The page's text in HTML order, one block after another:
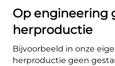
Op engineering
herproductie
Bijvoorbeeld in onze
herproductie geen